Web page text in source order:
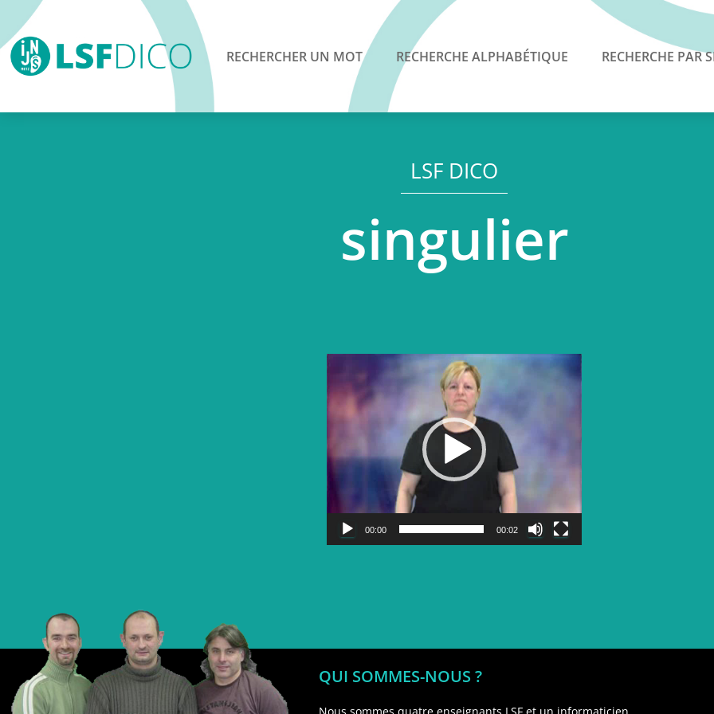
RECHERCHER UN MOT RECHERCHE ALPHABÉTIQUE RECHERCHE PAR
LSF DICO
singulier
Lecteur
vidéo
00:00 00:02
QUI SOMMES-NOUS ?